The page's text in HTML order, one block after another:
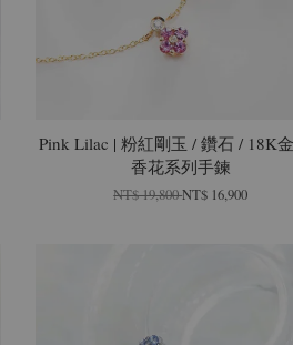
Pink Lilac | 粉紅剛玉 / 鑽石 / 18K
香花系列手鍊
NT$ 19,800NT$ 16,900